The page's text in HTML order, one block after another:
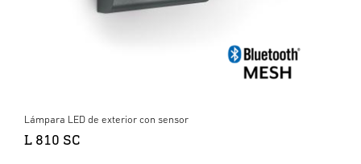
Lámpara LED de exterior con sensor
L 810 SC